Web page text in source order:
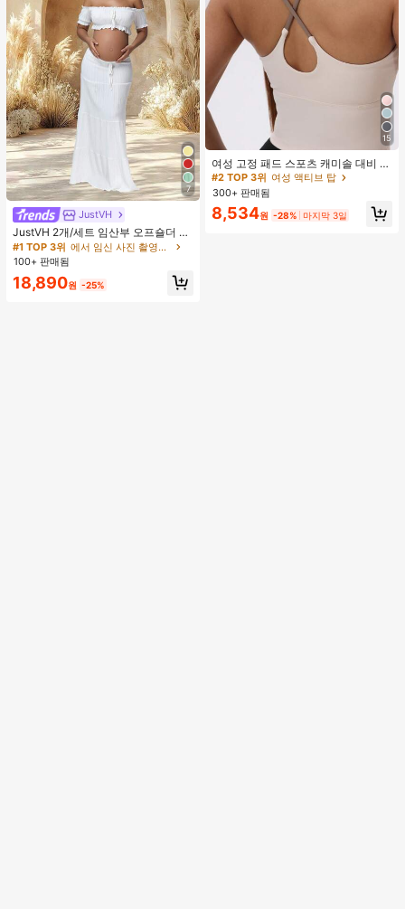
7
JustVH
JustVH 2개/세트 임산부 오프숄더 러
플 헴 크롭 탑과 플로잉 맥시 스커트
세트, 사진 촬영과 비치웨어에 적합한
봄 화이트 가을
#1 TOP 3위
에서 임신 사진 촬영용 의상
100+ 판매됨
18,890원 -25%
15
여성 고정 패드 스포츠 캐미솔 대비 색
상 신축성 요가 캐미 탑 여름
#2 TOP 3위 여성 액티브 탑
높은 재방문 고객
#2 TOP 3위 여성 액티브 탑
높은 재방문 고객
#2 TOP 3위 여성 액티브 탑
높은 재방문 고객
#2 TOP 3위
여성 액티브 탑
300+ 판매됨
8,534원 -28% 마지막 3일